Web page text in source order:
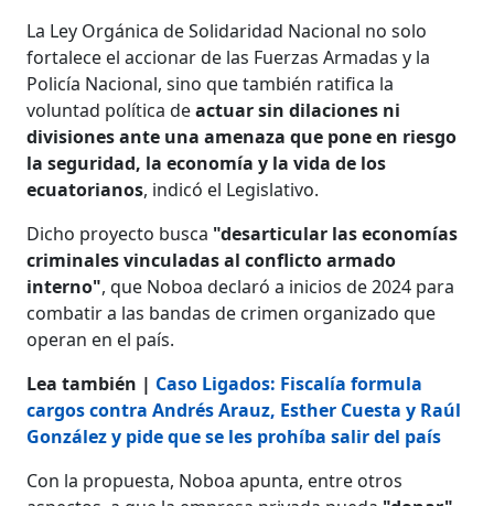
La Ley Orgánica de Solidaridad Nacional no solo
fortalece el accionar de las Fuerzas Armadas y la
Policía Nacional, sino que también ratifica la
voluntad política deactuar sin dilaciones ni
divisiones ante una amenaza que pone en riesgo
la seguridad, la economía y la vida de los
ecuatorianos, indicó el Legislativo.
Dicho proyecto busca "desarticular las economías
criminales vinculadas al conflicto armado
interno", que Noboa declaró a inicios de 2024 para
combatir a las bandas de crimen organizado que
operan en el país.
Lea también | Caso Ligados: Fiscalía formula
cargos contra Andrés Arauz, Esther Cuesta y Raúl
González y pide que se les prohíba salir del país
Con la propuesta, Noboa apunta, entre otros